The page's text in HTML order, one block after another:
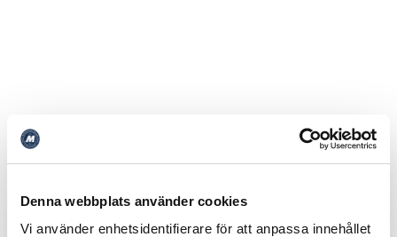
Denna webbplats använder cookies
Vi använder enhetsidentifierare för att anpassa innehållet